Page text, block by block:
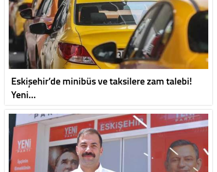
Eskişehir’de minibüs ve taksilere zam talebi!
Yeni…